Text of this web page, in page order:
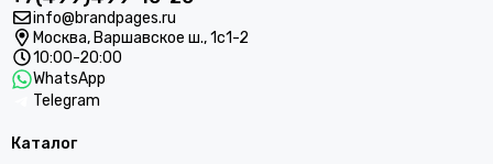
info@brandpages.ru
Москва, Варшавское ш., 1с1-2
10:00-20:00
WhatsApp
Telegram
Каталог